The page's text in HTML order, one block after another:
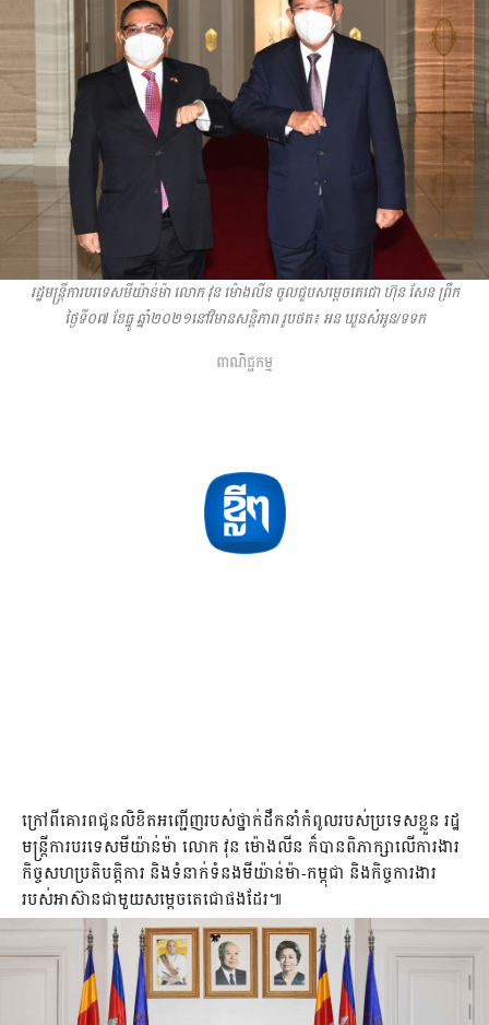
រដ្ឋមន្ត្រីការបរទេសមីយ៉ាន់ម៉ា លោក វុន ម៉ោងលីន ចូលជួបសម្តេចតេជោ ហ៊ុន សែន ព្រឹក
ថ្ងៃទី០៧ ខែធ្នូ ឆ្នាំ២០២១នៅវិមានសន្តិភាព រូបថត៖ អន ឃួនសំអូន/ទទក
ពាណិជ្ជកម្ម
ក្រៅពីគោរពជូនលិខិតអញ្ជើញរបស់ថ្នាក់ដឹកនាំកំពូលរបស់ប្រទេសខ្លួន រដ្ឋ
មន្ត្រីការបរទេសមីយ៉ាន់ម៉ា លោក វុន ម៉ោងលីន ក៏បានពិភាក្សាលើការងារ
កិច្ចសហប្រតិបត្តិការ និងទំនាក់ទំនងមីយ៉ាន់ម៉ា-កម្ពុជា និងកិច្ចការងារ
របស់អាស៊ានជាមួយសម្តេចតេជោផងដែរ៕